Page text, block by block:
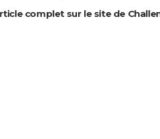
complet sur le site de